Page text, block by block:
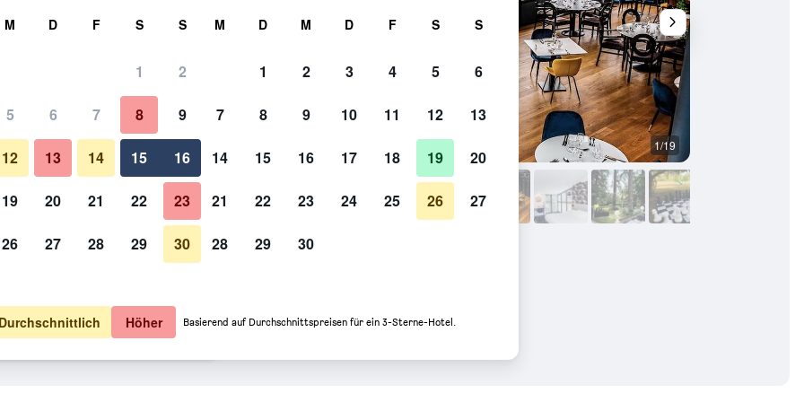
Option: Preis pro Nacht
Nacht
116 € Angebot anzeigen
118 € Angebot anzeigen
Angebote
1/19
Hotel Du Chateau De La Tour: Fotos
M D F S S
1 2
5 6 7 8 9
12 13 14 15 16
19 20 21 22 23
26 27 28 29 30
M D M D F S S
1 2 3 4 5 6
7 8 9 10 11 12 13
14 15 16 17 18 19 20
21 22 23 24 25 26 27
28 29 30
Durchschnittlich Höher Basierend auf Durchschnittspreisen für ein 3-Sterne-Hotel.